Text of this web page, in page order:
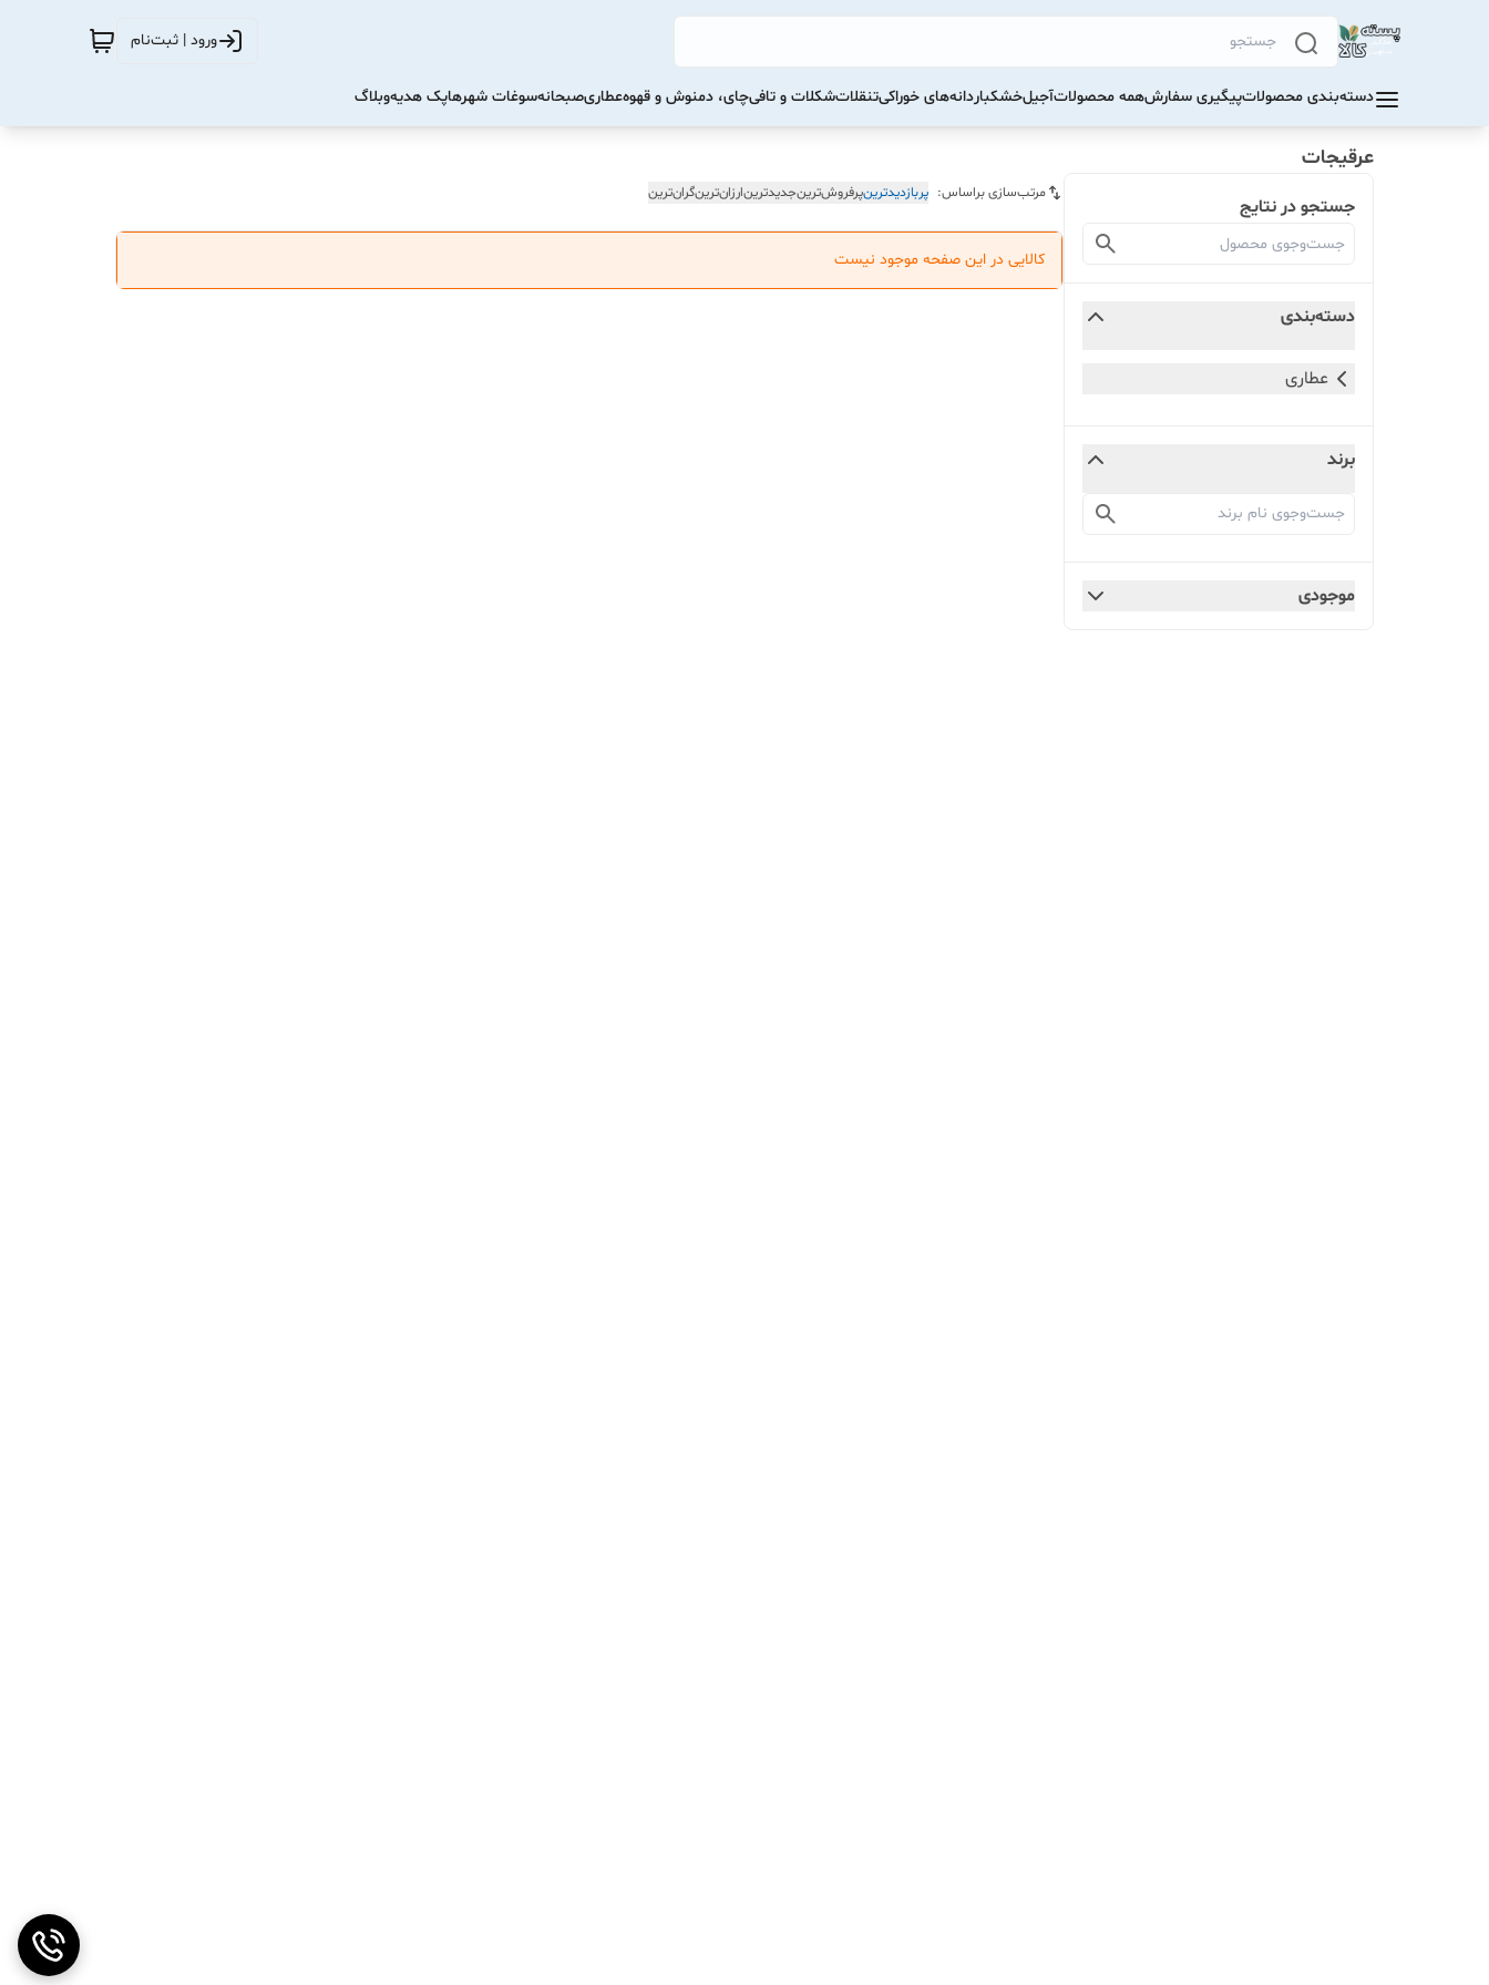
ورود | ثبت‌نام
دسته‌بندی محصولاتپیگیری سفارشهمه محصولاتآجیلخشکباردانه‌های خوراکیتنقلاتشکلات و تافیچای، دمنوش و قهوهعطاریصبحانهسوغات شهرهاپک هدیهوبلاگ
عرقیجات
جستجو در نتایج
دسته‌بندی
عطاری
برند
موجودی
مرتب‌سازی براساس: پربازدیدترینپرفروش‌ترینجدیدترینارزان‌ترینگران‌ترین
کالایی در این صفحه موجود نیست